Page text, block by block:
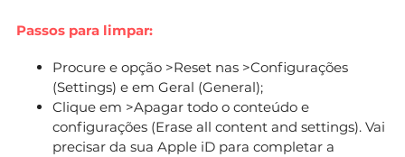
Passos para limpar:
Procure e opção >Reset nas >Configurações
(Settings) e em Geral (General);
Clique em >Apagar todo o conteúdo e
configurações (Erase all content and settings). Vai
precisar da sua Apple iD para completar a